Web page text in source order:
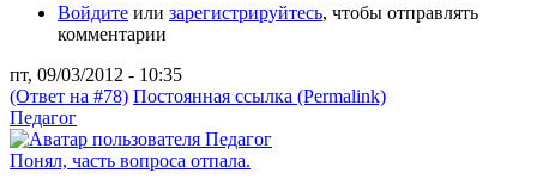
Войдите или зарегистрируйтесь, чтобы отправлять
комментарии
пт, 09/03/2012 - 10:35
(Ответ на #78) Постоянная ссылка (Permalink)
Педагог
Понял, часть вопроса отпала.